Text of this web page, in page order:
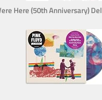
Here (50th Anniversary)